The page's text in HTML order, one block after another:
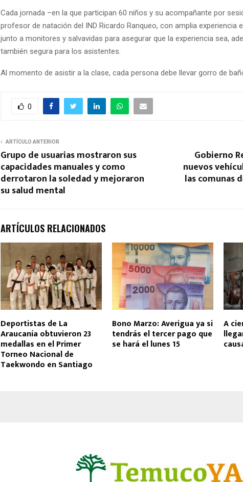
Cada jornada –en la que participan 60 niños y su acompañante por
profesor de natación del IND Ricardo Ranqueo, con amplia experiencia
junto a monitores y salvavidas para asegurar que la experiencia sea,
también segura para los asistentes.
Al momento de asistir a la clase, cada persona debe llevar gorro de
0
ARTÍCULO ANTERIOR
Grupo de usuarias mostraron sus
capacidades manuales y como
derrotaron la soledad y mejoraron
su salud mental
Gobierno
nuevos
las comunas
ARTÍCULOS RELACIONADOS
Deportistas de La
Araucanía obtuvieron 23
medallas en el Primer
Torneo Nacional de
Taekwondo en Santiago
Bono Marzo: Averigua ya si
tendrás el tercer pago que
se hará el lunes 15
A